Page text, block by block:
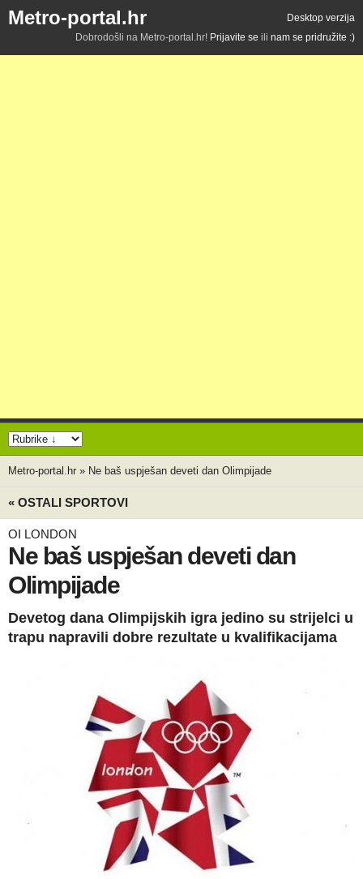
Metro-portal.hr
Desktop verzija
Dobrodošli na Metro-portal.hr! Prijavite se ili nam se pridružite :)
Metro-portal.hr » Ne baš uspješan deveti dan Olimpijade
« OSTALI SPORTOVI
OI LONDON
Ne baš uspješan deveti dan
Olimpijade
Devetog dana Olimpijskih igra jedino su strijelci u
trapu napravili dobre rezultate u kvalifikacijama